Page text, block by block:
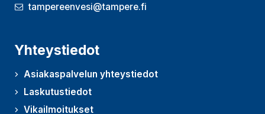
tampereenvesi@tampere.fi
Yhteystiedot
Asiakaspalvelun yhteystiedot
Laskutustiedot
Vikailmoitukset